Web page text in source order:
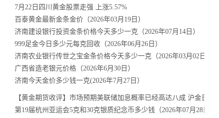
7月22日四川黄金股票走强 上涨5.57%
百泰黄金最新金条金价（2026年03月19日）
济南建设银行投资金条价格今天多少一克（2026年07月14日）
999足金今日多少元每克回收（2026年06月26日）
济南农业银行传世之宝金条价格今天多少一克（2026年03月02日）
广西省造老银元价格（2026年6月30日）
济南今天金价多少钱一克(2026年7月27日）
【黄金期货收评】市场预期美联储加息概率已经高达八成 沪金日内
第19届杭州亚运会5克和30克银质纪念币多少钱（2026年07月28日）